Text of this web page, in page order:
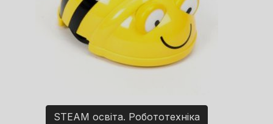
STEAM освіта. Робототехніка